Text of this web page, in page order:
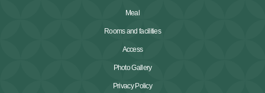
Meal
Rooms and facilities
Access
Photo Gallery
Privacy Policy